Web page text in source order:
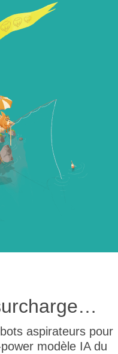
aspirateurs pour
modèle IA du